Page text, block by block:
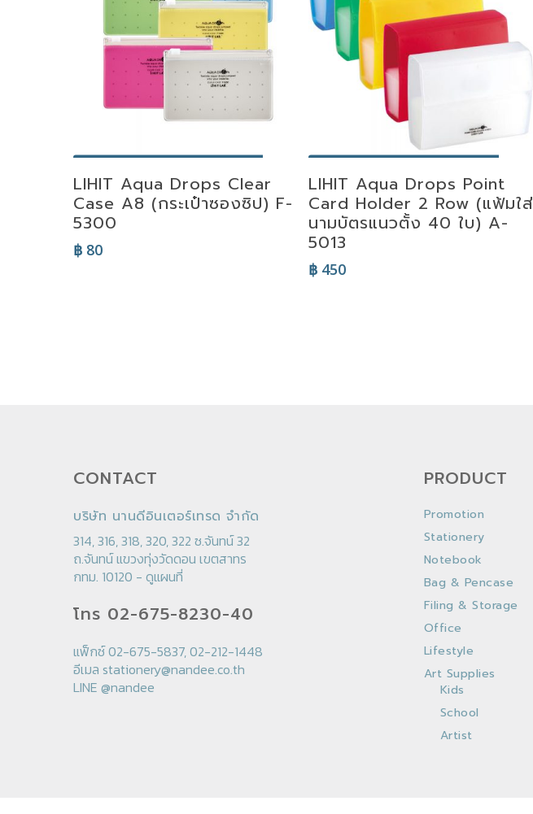
LIHIT Aqua Drops Clear
Case A8 (กระเป๋าซองซิป) F-
5300
฿ 80
LIHIT Aqua Drops Point
Card Holder 2 Row (แฟ้มใส่
นามบัตรแนวตั้ง 40 ใบ) A-
5013
฿ 450
CONTACT
บริษัท นานดีอินเตอร์เทรด จำกัด
314, 316, 318, 320, 322 ซ.จันทน์ 32
ถ.จันทน์ แขวงทุ่งวัดดอน เขตสาทร
กทม. 10120 - ดูแผนที่
โทร 02-675-8230-40
แฟ็กซ์ 02-675-5837, 02-212-1448
อีเมล stationery@nandee.co.th
LINE @nandee
PRODUCT
Promotion
Stationery
Notebook
Bag & Pencase
Filing & Storage
Office
Lifestyle
Art Supplies
Kids
School
Artist